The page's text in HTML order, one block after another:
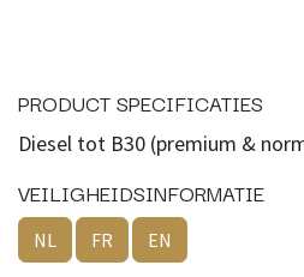
PRODUCT SPECIFICATIES
Diesel tot B30 (premium &
VEILIGHEIDSINFORMATIE
NL FR EN